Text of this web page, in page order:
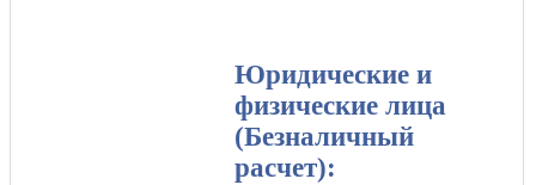
Юридические и
физические лица
(Безналичный
расчет):